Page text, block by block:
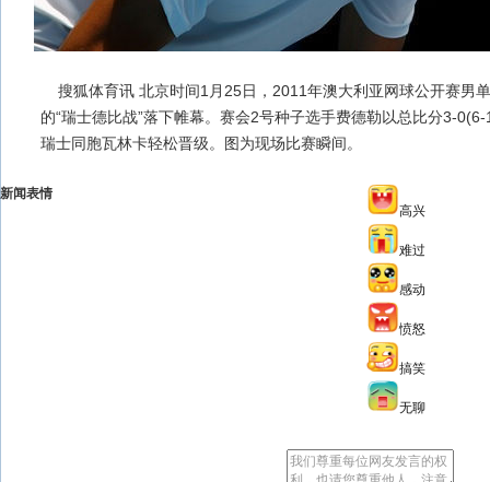
搜狐体育讯 北京时间1月25日，2011年澳大利亚网球公开赛男
的“瑞士德比战”落下帷幕。赛会2号种子选手费德勒以总比分3-
瑞士同胞瓦林卡轻松晋级。图为现场比赛瞬间。
新闻表情
高兴
难过
感动
愤怒
搞笑
无聊